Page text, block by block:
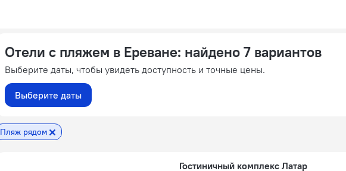
Отели с пляжем в Ереване: найдено 7 вариантов
Выберите даты, чтобы увидеть доступность и точные цены.
Выберите даты
Пляж рядом
Гостиничный комплекс Латар